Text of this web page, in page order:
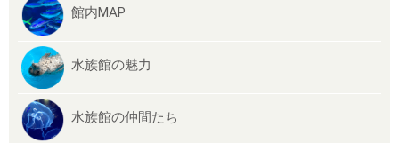
館内MAP
水族館の魅力
水族館の仲間たち